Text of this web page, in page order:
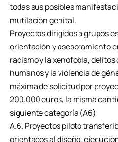
todas sus posibles
mutilación genital.
Proyectos dirigidos a grupos
orientación y asesoramiento
racismo y la xenofobia, delitos
humanos y la violencia de
máxima de solicitud por
200.000 euros, la misma
siguiente categoría (A6)
A.6. Proyectos piloto
orientados al diseño,